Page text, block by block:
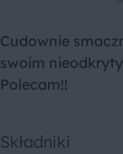
Cudownie
swoim
Polecam!!
Składniki